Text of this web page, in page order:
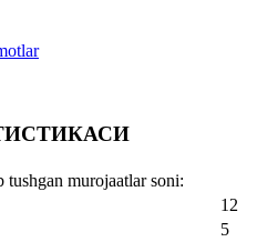
murojaatlar soni:
12
5